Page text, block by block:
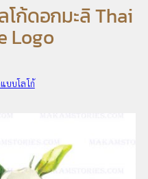
โก้ดอกมะลิ Thai
Logo
บบโลโก้